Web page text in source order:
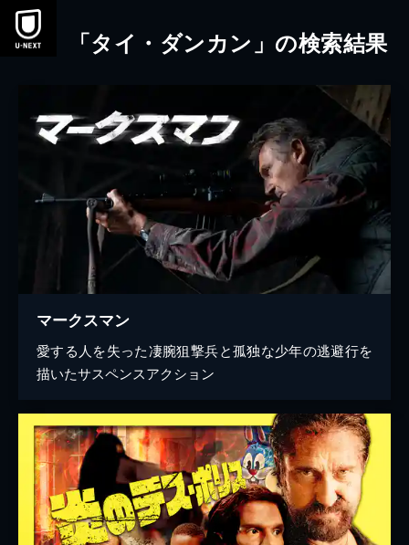
本文へスキップ
「タイ・ダンカン」の検索結果
マークスマン
愛する人を失った凄腕狙撃兵と孤独な少年の逃避行を
描いたサスペンスアクション